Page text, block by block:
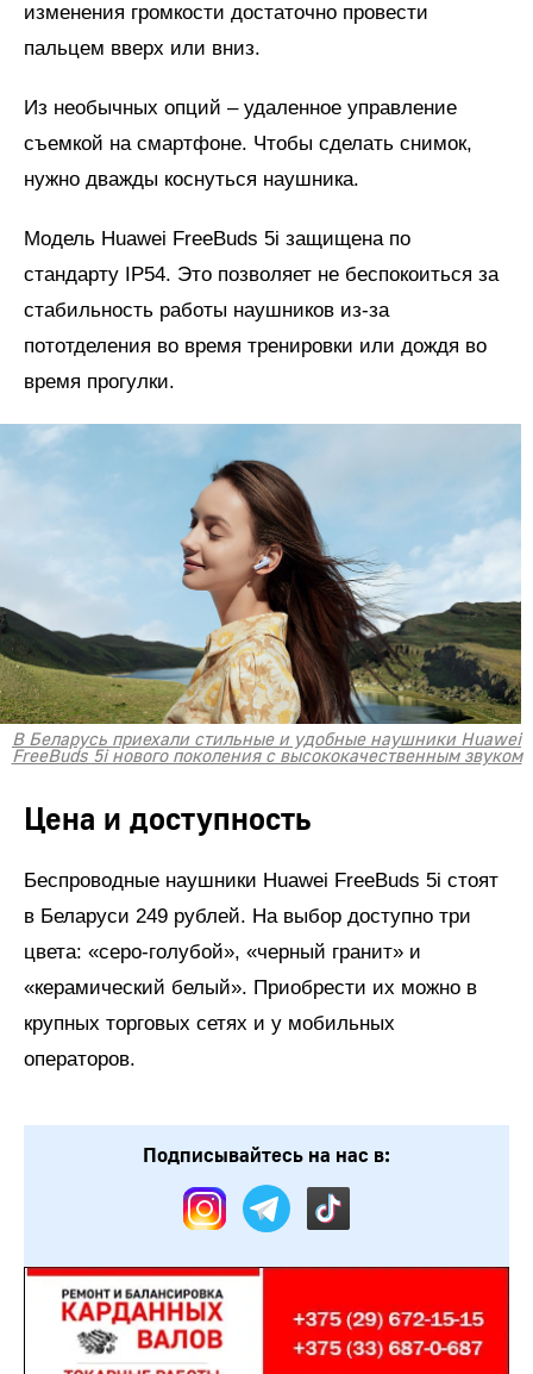
изменения громкости достаточно провести
пальцем вверх или вниз.
Из необычных опций – удаленное управление
съемкой на смартфоне. Чтобы сделать снимок,
нужно дважды коснуться наушника.
Модель Huawei FreeBuds 5i защищена по
стандарту IP54. Это позволяет не беспокоиться за
стабильность работы наушников из-за
пототделения во время тренировки или дождя во
время прогулки.
В Беларусь приехали стильные и удобные наушники Huawei
FreeBuds 5i нового поколения с высококачественным звуком
Цена и доступность
Беспроводные наушники Huawei FreeBuds 5i стоят
в Беларуси 249 рублей. На выбор доступно три
цвета: «серо-голубой», «черный гранит» и
«керамический белый». Приобрести их можно в
крупных торговых сетях и у мобильных
операторов.
Подписывайтесь на нас в: